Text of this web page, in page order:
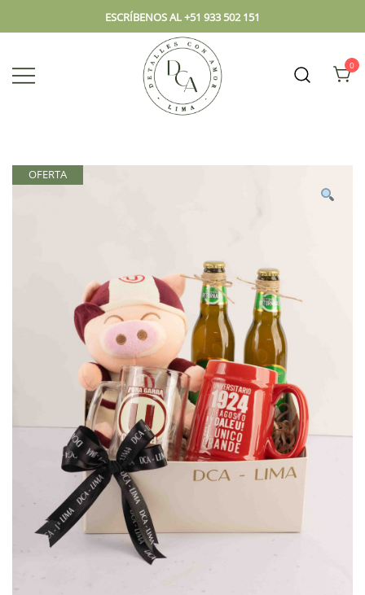
ESCRÍBENOS AL +51 933 502 151
lugar.
0
OFERTA